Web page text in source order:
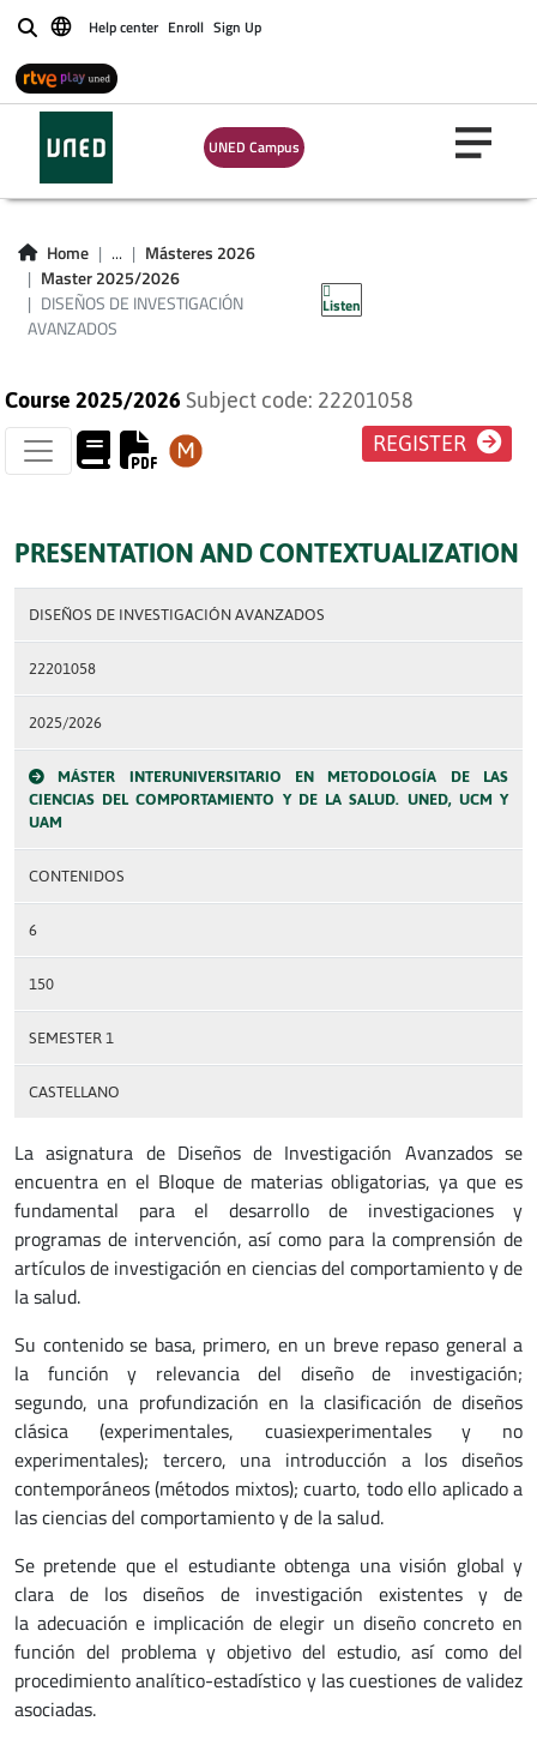
BuscarHelp center Enroll Sign Up
UNED Campus
Home ...
Másteres 2026
Master 2025/2026
DISEÑOS DE INVESTIGACIÓN
AVANZADOS
Listen
DISEÑOS DE
INVESTIGACIÓN
AVANZADOS
Course 2025/2026 Subject code: 22201058
REGISTER
PRESENTATION AND CONTEXTUALIZATION
DISEÑOS DE INVESTIGACIÓN AVANZADOS
22201058
2025/2026
MÁSTER INTERUNIVERSITARIO EN METODOLOGÍA DE LAS
CIENCIAS DEL COMPORTAMIENTO Y DE LA SALUD. UNED, UCM Y
UAM
CONTENIDOS
6
150
SEMESTER 1
CASTELLANO
La asignatura de Diseños de Investigación Avanzados se
encuentra en el Bloque de materias obligatorias, ya que es
fundamental para el desarrollo de investigaciones y
programas de intervención, así como para la comprensión de
artículos de investigación en ciencias del comportamiento y de
la salud.
Su contenido se basa, primero, en un breve repaso general a
la función y relevancia del diseño de investigación;
segundo, una profundización en la clasificación de diseños
clásica (experimentales, cuasiexperimentales y no
experimentales); tercero, una introducción a los diseños
contemporáneos (métodos mixtos); cuarto, todo ello aplicado a
las ciencias del comportamiento y de la salud.
Se pretende que el estudiante obtenga una visión global y
clara de los diseños de investigación existentes y de
la adecuación e implicación de elegir un diseño concreto en
función del problema y objetivo del estudio, así como del
procedimiento analítico-estadístico y las cuestiones de validez
asociadas.